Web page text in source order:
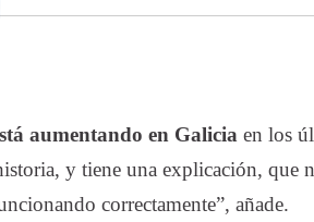
aumentando en Galicia en los
y tiene una explicación, que
correctamente”, añade.